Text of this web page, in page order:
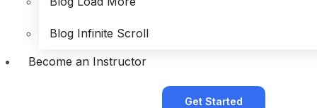
Blog Infinite Scroll
Become an Instructor
Get Started